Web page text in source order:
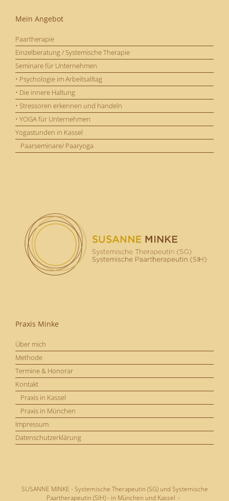
Mein Angebot
Paartherapie
Einzelberatung / Systemische Therapie
Seminare für Unternehmen
• Psychologie im Arbeitsalltag
• Die innere Haltung
• Stressoren erkennen und handeln
• YOGA für Unternehmen
Yogastunden in Kassel
Paarseminare/ Paaryoga
Praxis Minke
Über mich
Methode
Termine & Honorar
Kontakt
Praxis in Kassel
Praxis in München
Impressum
Datenschutzerklärung
SUSANNE MINKE - Systemische Therapeutin (SG) und Systemische
Paartherapeutin (SIH) - in München und Kassel